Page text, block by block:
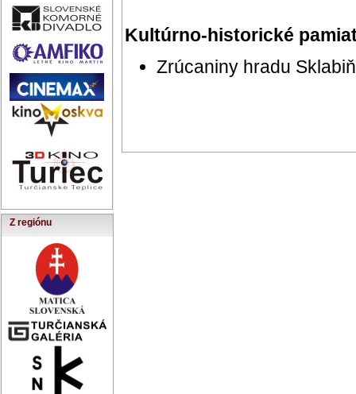
Z regiónu
Kultúrno-historické
Zrúcaniny hradu